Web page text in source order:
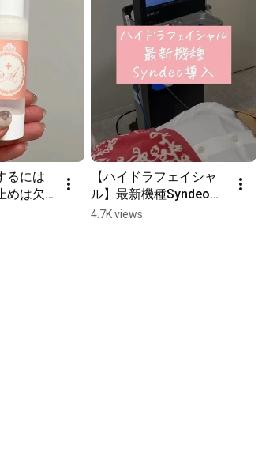
るには
めは欠
をし
【ハイドラフェイシャ
ル】最新機種Syndeo導
入
4.7K views